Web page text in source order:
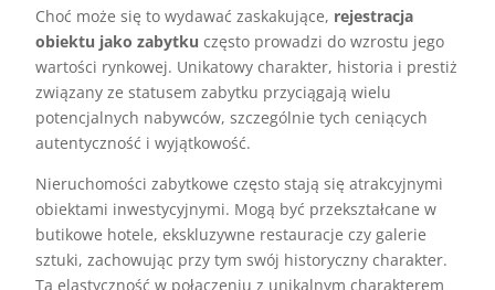
Choć może się to wydawać zaskakujące, rejestracja
obiektu jako zabytku często prowadzi do wzrostu jego
wartości rynkowej. Unikatowy charakter, historia i prestiż
związany ze statusem zabytku przyciągają wielu
potencjalnych nabywców, szczególnie tych ceniących
autentyczność i wyjątkowość.
Nieruchomości zabytkowe często stają się atrakcyjnymi
obiektami inwestycyjnymi. Mogą być przekształcane w
butikowe hotele, ekskluzywne restauracje czy galerie
sztuki, zachowując przy tym swój historyczny charakter.
Ta elastyczność w połączeniu z unikalnym charakterem